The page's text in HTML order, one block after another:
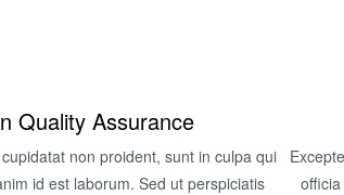
Quality Assurance
non proident, sunt in culpa qui
id est laborum. Sed ut perspiciatis